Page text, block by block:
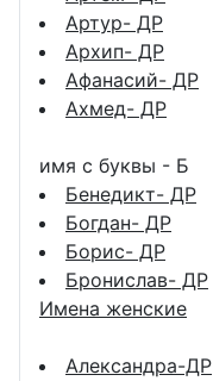
Артур- ДР
Архип- ДР
Афанасий- ДР
Ахмед- ДР
имя с буквы - Б
Бенедикт- ДР
Богдан- ДР
Борис- ДР
Бронислав- ДР
Имена женские
Александра-ДР